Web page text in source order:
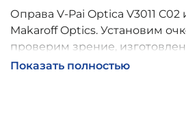
Оправа V-Pai Optica V3011 C02
Makaroff Optics. Установим
проверим зрение,
собственной мастерской,
Показать полностью